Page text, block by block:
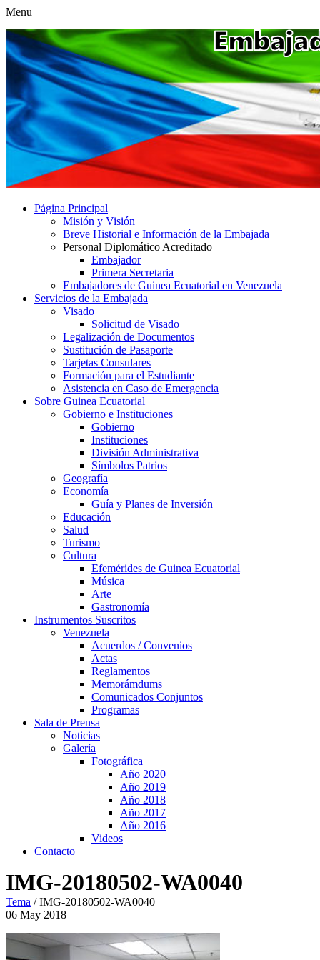
Menu
Página Principal
Misión y Visión
Breve Historial e Información de la Embajada
Personal Diplomático Acreditado
Embajador
Primera Secretaria
Embajadores de Guinea Ecuatorial en Venezuela
Servicios de la Embajada
Visado
Solicitud de Visado
Legalización de Documentos
Sustitución de Pasaporte
Tarjetas Consulares
Formación para el Estudiante
Asistencia en Caso de Emergencia
Sobre Guinea Ecuatorial
Gobierno e Instituciones
Gobierno
Instituciones
División Administrativa
Símbolos Patrios
Geografía
Economía
Guía y Planes de Inversión
Educación
Salud
Turismo
Cultura
Efemérides de Guinea Ecuatorial
Música
Arte
Gastronomía
Instrumentos Suscritos
Venezuela
Acuerdos / Convenios
Actas
Reglamentos
Memorámdums
Comunicados Conjuntos
Programas
Sala de Prensa
Noticias
Galería
Fotográfica
Año 2020
Año 2019
Año 2018
Año 2017
Año 2016
Videos
Contacto
IMG-20180502-WA0040
Tema /IMG-20180502-WA0040
06 May 2018